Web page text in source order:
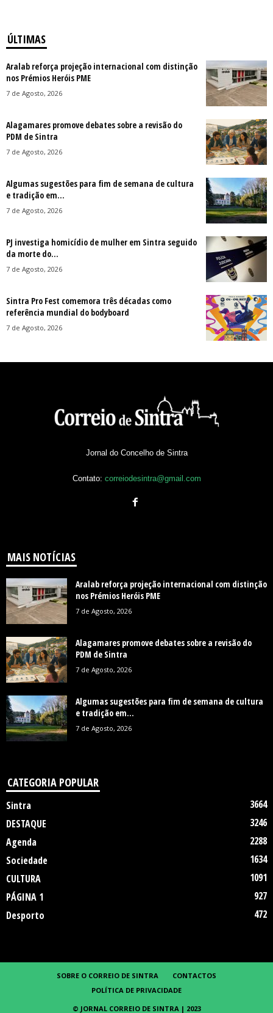
ÚLTIMAS
Aralab reforça projeção internacional com distinção
nos Prémios Heróis PME
7 de Agosto, 2026
Alagamares promove debates sobre a revisão do
PDM de Sintra
7 de Agosto, 2026
Algumas sugestões para fim de semana de cultura
e tradição em...
7 de Agosto, 2026
PJ investiga homicídio de mulher em Sintra seguido
da morte do...
7 de Agosto, 2026
Sintra Pro Fest comemora três décadas como
referência mundial do bodyboard
7 de Agosto, 2026
Jornal do Concelho de Sintra
Contato: correiodesintra@gmail.com
MAIS NOTÍCIAS
Aralab reforça projeção internacional com distinção
nos Prémios Heróis PME
7 de Agosto, 2026
Alagamares promove debates sobre a revisão do
PDM de Sintra
7 de Agosto, 2026
Algumas sugestões para fim de semana de cultura
e tradição em...
7 de Agosto, 2026
CATEGORIA POPULAR
Sintra
3664
DESTAQUE
3246
Agenda
2288
Sociedade
1634
CULTURA
1091
PÁGINA 1
927
Desporto
472
SOBRE O CORREIO DE SINTRA
CONTACTOS
POLÍTICA DE PRIVACIDADE
© JORNAL CORREIO DE SINTRA | 2023